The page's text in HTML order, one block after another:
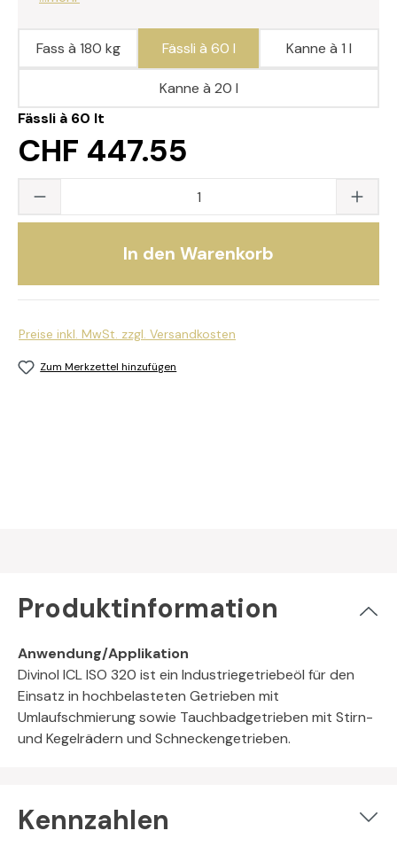
Fässli à 60 lt
CHF 447.55
Fass à 180 kg Fässli à 60 l Kanne à 1 l
Kanne à 20 l
Produkt Anzahl: Gib den gewünschten
In den Warenkorb
Preise inkl. MwSt. zzgl. Versandkosten
Zum Merkzettel hinzufügen
Produktinformation
Anwendung/Applikation
Divinol ICL ISO 320 ist ein Industriegetriebeöl für den
Einsatz in hochbelasteten Getrieben mit
Umlaufschmierung sowie Tauchbadgetrieben mit Stirn-
und Kegelrädern und Schneckengetrieben.
Kennzahlen